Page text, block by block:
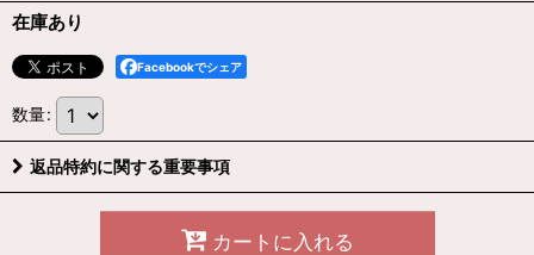
在庫あり
Facebookでシェア
数量:
返品特約に関する重要事項
カートに入れる